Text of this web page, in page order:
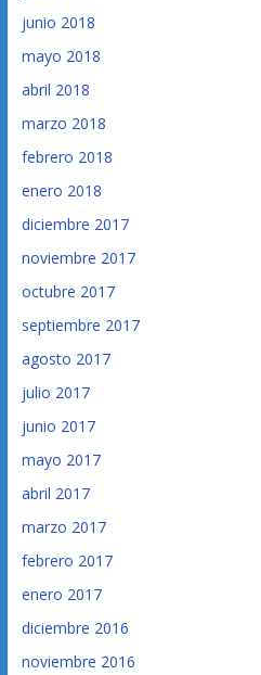
junio 2018
mayo 2018
abril 2018
marzo 2018
febrero 2018
enero 2018
diciembre 2017
noviembre 2017
octubre 2017
septiembre 2017
agosto 2017
julio 2017
junio 2017
mayo 2017
abril 2017
marzo 2017
febrero 2017
enero 2017
diciembre 2016
noviembre 2016